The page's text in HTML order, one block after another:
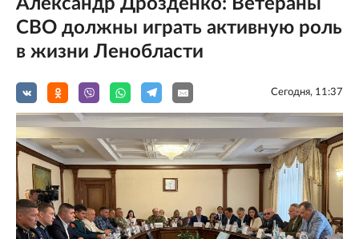
Александр Дрозденко: Ветераны
СВО должны играть активную роль
в жизни Ленобласти
Сегодня, 11:37